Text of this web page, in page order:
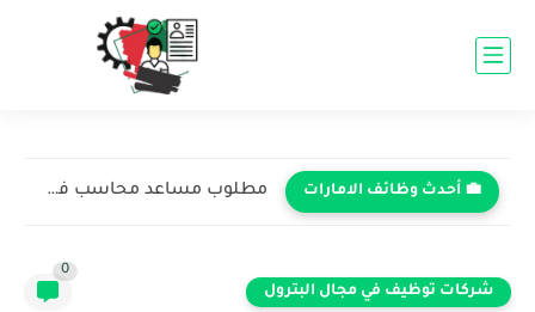
💼 أحدث وظائف الامارات مطلوب مساعد محاسب في شركة كبرى - دبي 2026 (برواتب...
شركات توظيف في مجال البترول
0